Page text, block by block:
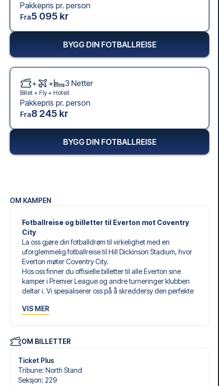
OM KAMPEN
Fotballreise og billetter til Everton mot Coventry
City
La oss gjøre din fotballdrøm til virkelighet med en
uforglemmelig fotballreise til Hill Dickinson Stadium, hvor
Everton møter Coventry City.
Hos oss finner du offisielle billetter til alle Everton sine
kamper i Premier League og andre turneringer klubben
deltar i. Vi spesialiserer oss på å skreddersy den perfekte
behov.
sammen din egen fotballpakke, tilpasset dine preferanser.
Velg blant et bredt utvalg av fotballbilletter, nøye utvalgte
hoteller for enhver smak og budsjett, samt fleksible fly som
passer deg best.
Når du velger billettype, kan du se hvilken seksjon du skal
VIS MER
OM BILLETTER
Ticket Plus
Tribune: North Stand
Seksjon: 229
Pakkepris pr. person
Fra5 095 kr
BYGG DIN FOTBALLREISE
+ + 3 Netter
Billet + Fly + Hotell
Pakkepris pr. person
Fra8 245 kr
BYGG DIN FOTBALLREISE